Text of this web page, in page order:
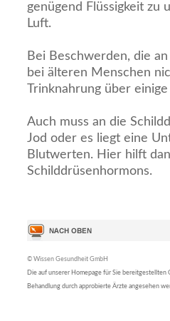
genügend Flüssigkeit zu
Luft.
Bei Beschwerden, die
bei älteren Menschen
Trinknahrung über
Auch muss an die
Jod oder es liegt eine
Blutwerten. Hier hilft
Schilddrüsenhormons.
© Wissen Gesundheit GmbH
Die auf unserer Homepage für Sie
Behandlung durch approbierte Ärzte angesehen